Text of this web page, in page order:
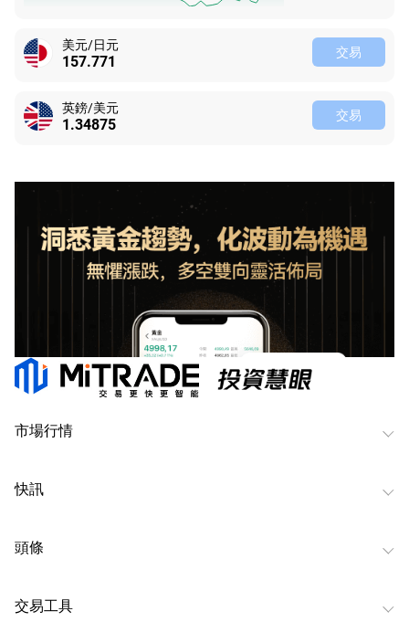
美元/日元
157.771 交易
英鎊/美元
1.34875 交易
市場行情
快訊
頭條
交易工具